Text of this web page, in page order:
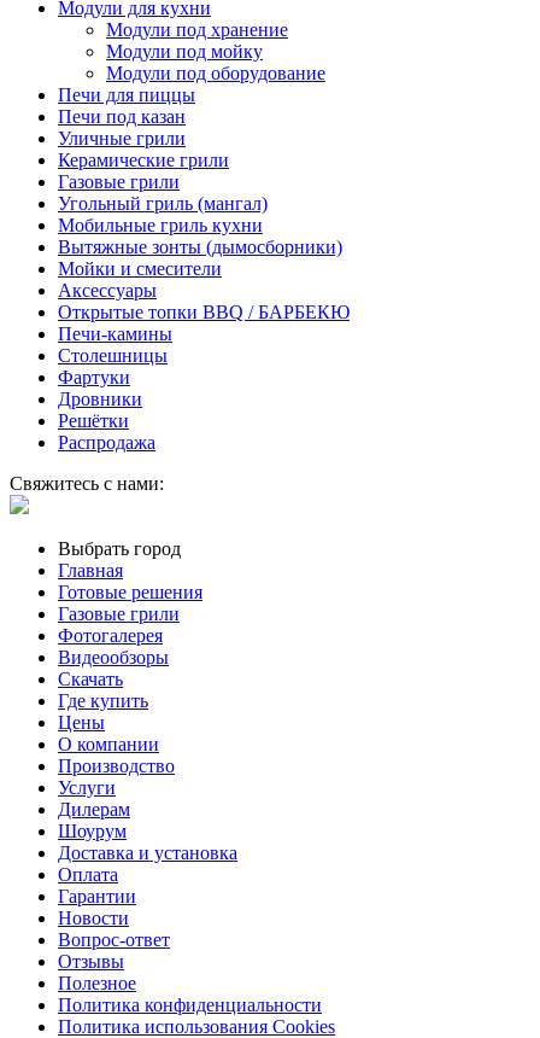
Модули для кухни
Модули под хранение
Модули под мойку
Модули под оборудование
Печи для пиццы
Печи под казан
Уличные грили
Керамические грили
Газовые грили
Угольный гриль (мангал)
Мобильные гриль кухни
Вытяжные зонты (дымосборники)
Мойки и смесители
Аксессуары
Открытые топки BBQ / БАРБЕКЮ
Печи-камины
Столешницы
Фартуки
Дровники
Решётки
Распродажа
Свяжитесь с нами:
Выбрать город
Главная
Готовые решения
Газовые грили
Фотогалерея
Видеообзоры
Скачать
Где купить
Цены
О компании
Производство
Услуги
Дилерам
Шоурум
Доставка и установка
Оплата
Гарантии
Новости
Вопрос-ответ
Отзывы
Полезное
Политика конфиденциальности
Политика использования Cookies